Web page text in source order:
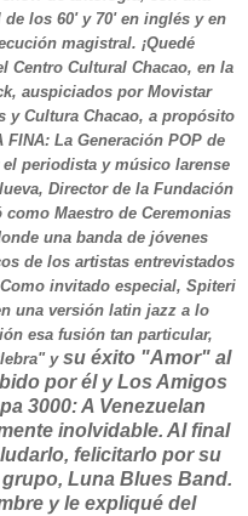
los 60' y 70' en inglés y en
magistral. ¡Quedé
Centro Cultural Chacao, en la
auspiciados por Movistar
y Cultura Chacao, a propósito
La Generación POP de
periodista y músico larense
Director de la Fundación
Maestro de Ceremonias
una banda de jóvenes
de los artistas entrevistados
invitado especial, Spiteri
una versión latin jazz a lo
esa fusión tan particular,
y su éxito "Amor" al
por él y Los Amigos
3000: A Venezuelan
inolvidable. Al final
felicitarlo por su
Luna Blues Band.
y le expliqué del